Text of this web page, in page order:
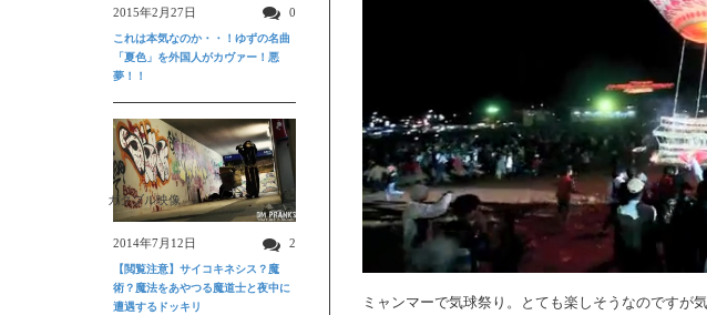
ミャンマーで気球祭り。とても楽しそうなのですが
2015年2月27日 0
これは本気なのか・・！ゆずの名曲
「夏色」を外国人がカヴァー！悪
夢！！
ガクブル映像
2014年7月12日 2
【閲覧注意】サイコキネシス？魔
術？魔法をあやつる魔道士と夜中に
遭遇するドッキリ